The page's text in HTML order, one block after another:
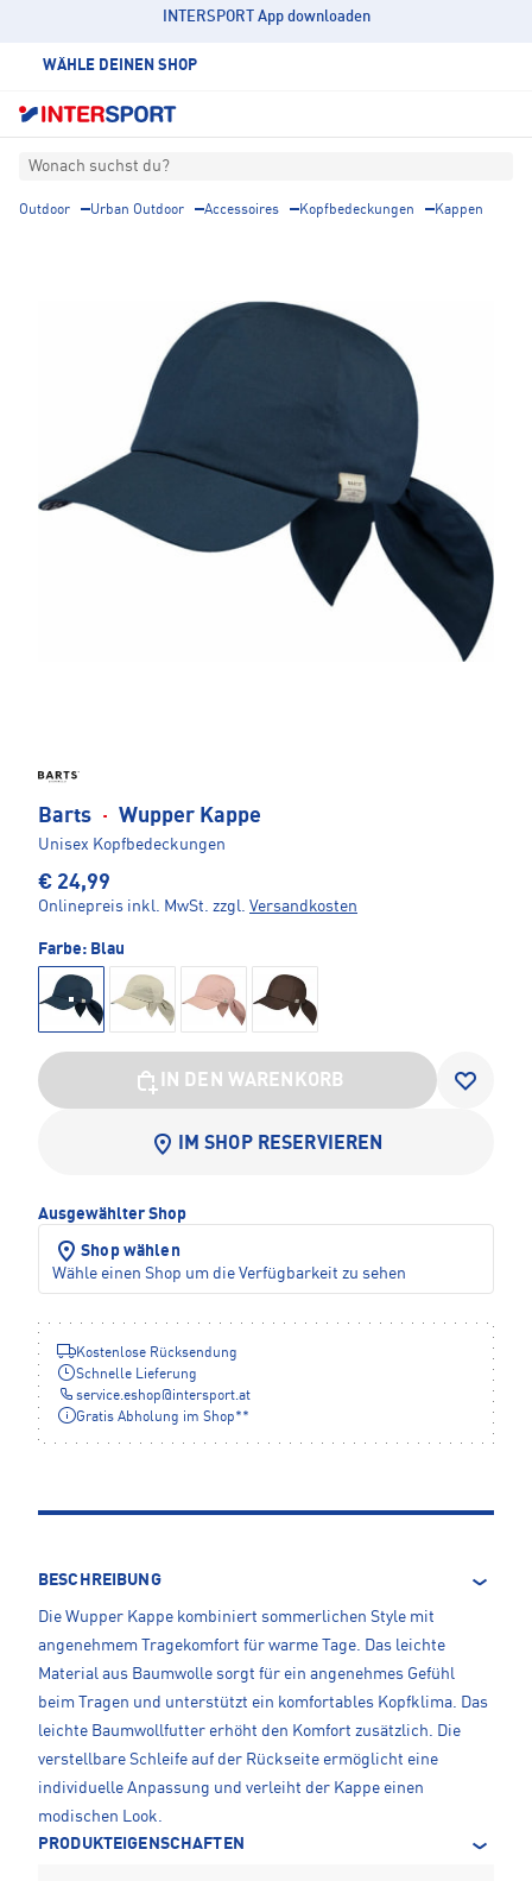
INTERSPORT App downloaden
WÄHLE DEINEN SHOP
Wonach suchst du?
Outdoor Urban Outdoor Accessoires Kopfbedeckungen Kappen
Barts · Wupper Kappe
Unisex Kopfbedeckungen
€ 24,99
Onlinepreis inkl. MwSt. zzgl. Versandkosten
Farbe: Blau
IN DEN WARENKORB
IM SHOP RESERVIEREN
Ausgewählter Shop
Shop wählen
Wähle einen Shop um die Verfügbarkeit zu sehen
Kostenlose Rücksendung
Schnelle Lieferung
service.eshop@intersport.at
Gratis Abholung im Shop**
BESCHREIBUNG
Die Wupper Kappe kombiniert sommerlichen Style mit
angenehmem Tragekomfort für warme Tage. Das leichte
Material aus Baumwolle sorgt für ein angenehmes Gefühl
beim Tragen und unterstützt ein komfortables Kopfklima. Das
leichte Baumwollfutter erhöht den Komfort zusätzlich. Die
verstellbare Schleife auf der Rückseite ermöglicht eine
individuelle Anpassung und verleiht der Kappe einen
modischen Look.
PRODUKTEIGENSCHAFTEN